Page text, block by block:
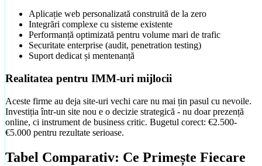
Chatbot AI
Capturează lead-uri 24/7, chiar și când dormi
Școală auto Bacău cu chatbot AI
Aplicație web personalizată construită de la zero
Integrări complexe cu sisteme existente
Performanță optimizată pentru volume mari de trafic
Securitate enterprise (audit, penetration testing)
Suport dedicat și mentenanță
Realitatea pentru IMM-uri mijlocii
Aceste firme au deja site-uri vechi care nu mai țin pasul cu nevoile.
Investiția într-un site nou e o decizie strategică - nu doar prezență
online, ci instrument de business critic. Bugetul corect: €2.500-
€5.000 pentru rezultate serioase.
Tabel Comparativ: Ce Primește Fiecare